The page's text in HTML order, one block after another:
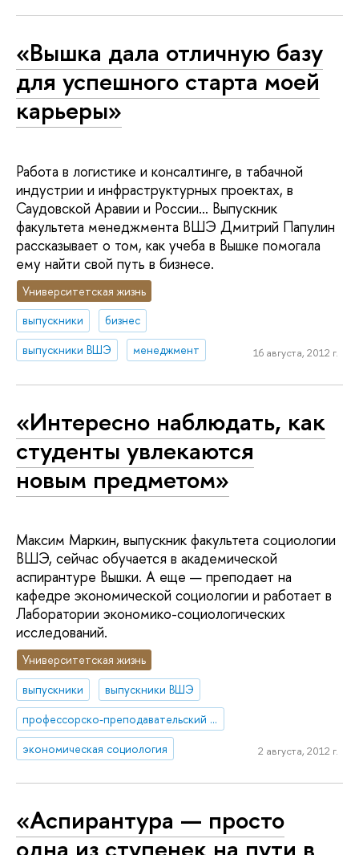
«Вышка дала отличную базу
для успешного старта моей
карьеры»
Работа в логистике и консалтинге, в табачной
индустрии и инфраструктурных проектах, в
Саудовской Аравии и России… Выпускник
факультета менеджмента ВШЭ Дмитрий Папулин
рассказывает о том, как учеба в Вышке помогала
ему найти свой путь в бизнесе.
Университетская жизнь
выпускники
бизнес
выпускники ВШЭ
менеджмент 16 августа, 2012 г.
«Интересно наблюдать, как
студенты увлекаются
новым предметом»
Максим Маркин, выпускник факультета социологии
ВШЭ, сейчас обучается в академической
аспирантуре Вышки. А еще — преподает на
кафедре экономической социологии и работает в
Лаборатории экономико-социологических
исследований.
Университетская жизнь
выпускники
выпускники ВШЭ
профессорско-преподавательский состав
экономическая социология
2 августа, 2012 г.
«Аспирантура — просто